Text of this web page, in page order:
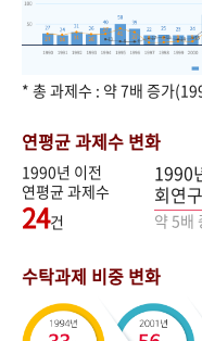
* 총 과제수 : 약 7배 증가
연평균 과제수 변화
1990년 이전
연평균 과제수
24건
1990
회연
약 5배
수탁과제 비중 변화